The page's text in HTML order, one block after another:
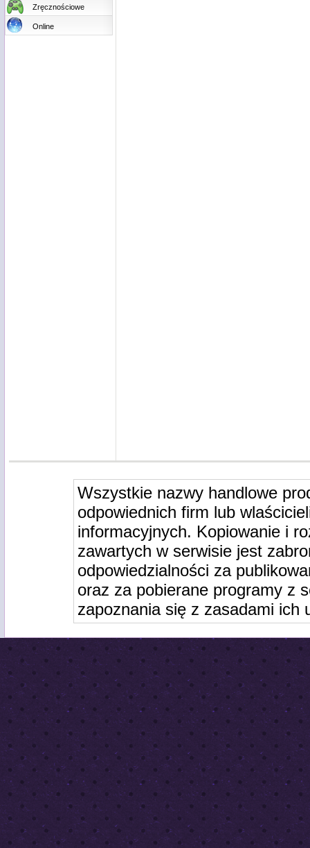
Zręcznościowe
Online
Wszystkie nazwy handlowe
odpowiednich firm lub
informacyjnych. Kopiowanie i
zawartych w serwisie jest
odpowiedzialności za
oraz za pobierane programy z
zapoznania się z zasadami ich